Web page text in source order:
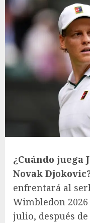
¿Cuándo
Novak
enfrentará al
Wimbledon
julio, después